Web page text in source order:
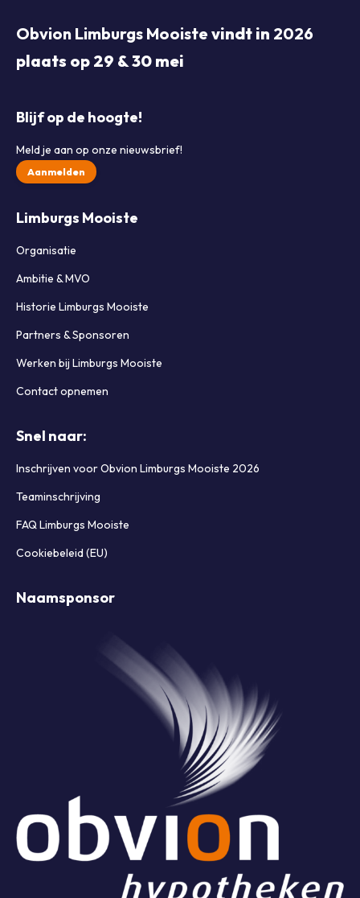
Obvion Limburgs Mooiste vindt in 2026
plaats op 29 & 30 mei
Blijf op de hoogte!
Meld je aan op onze nieuwsbrief!
Aanmelden
Limburgs Mooiste
Organisatie
Ambitie & MVO
Historie Limburgs Mooiste
Partners & Sponsoren
Werken bij Limburgs Mooiste
Contact opnemen
Snel naar:
Inschrijven voor Obvion Limburgs Mooiste 2026
Teaminschrijving
FAQ Limburgs Mooiste
Cookiebeleid (EU)
Naamsponsor